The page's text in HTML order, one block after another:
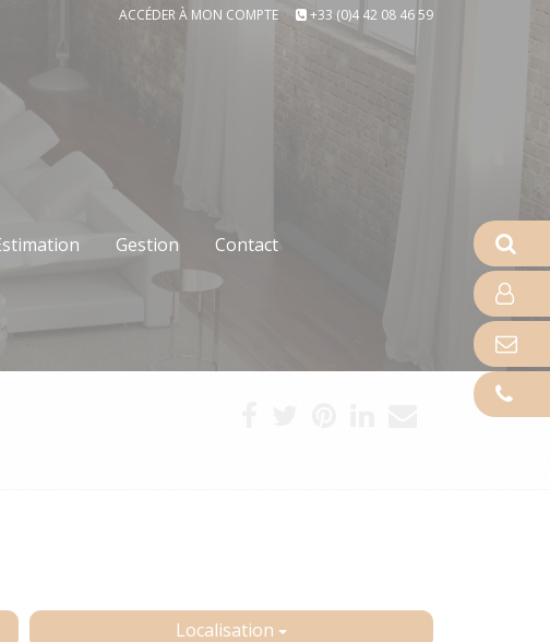
ACCÉDER À MON COMPTE +33 (0)4 42 08 46 59
Gestion Contact
Localisation